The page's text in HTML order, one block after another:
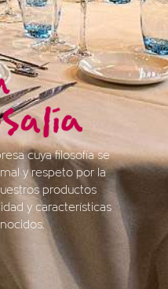
cuya filosofía se
y respeto por la
productos
y características